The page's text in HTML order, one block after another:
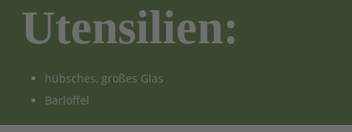
Utensilien:
hübsches, großes Glas
Barlöffel